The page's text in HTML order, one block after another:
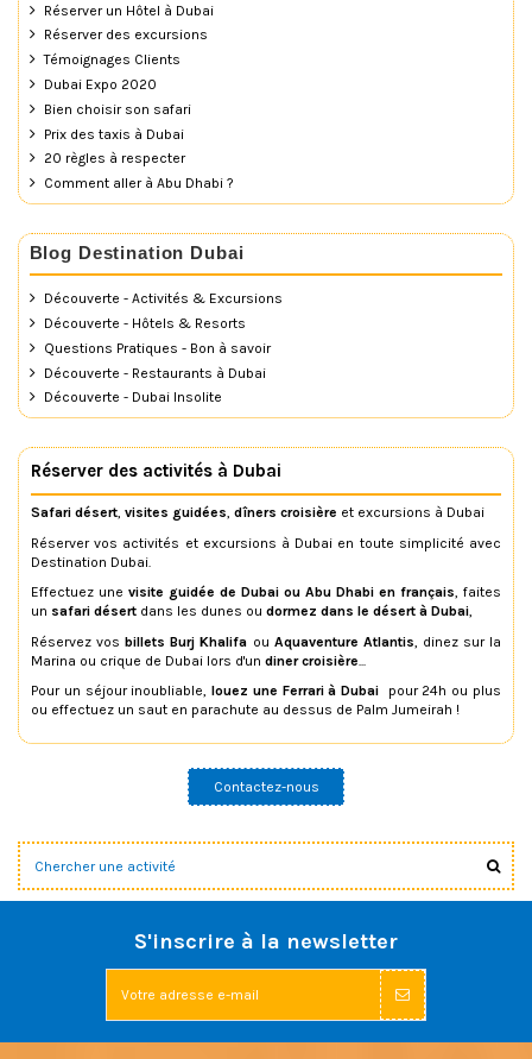
Réserver un Hôtel à Dubai
Réserver des excursions
Témoignages Clients
Dubai Expo 2020
Bien choisir son safari
Prix des taxis à Dubai
20 règles à respecter
Comment aller à Abu Dhabi ?
Blog Destination Dubai
Découverte - Activités & Excursions
Découverte - Hôtels & Resorts
Questions Pratiques - Bon à savoir
Découverte - Restaurants à Dubai
Découverte - Dubai Insolite
Réserver des activités à Dubai
Safari désert, visites guidées, dîners croisière et excursions à Dubai
Réserver vos activités et excursions à Dubai en toute simplicité avec
Destination Dubai.
Effectuez une visite guidée de Dubai ou Abu Dhabi en français, faites
un safari désert dans les dunes ou dormez dans le désert à Dubai,
Réservez vosbillets Burj Khalifa ou Aquaventure Atlantis, dinez sur la
Marina ou crique de Dubai lors d'un diner croisière...
Pour un séjour inoubliable,louez une Ferrari à Dubai
pour 24h ou plus
ou effectuez un saut en parachute au dessus de Palm Jumeirah !
Contactez-nous
S'inscrire à la newsletter